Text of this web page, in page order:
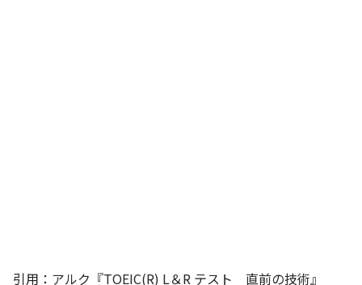
引用： アルク『TOEIC(R) L＆R テスト 直前の技術』